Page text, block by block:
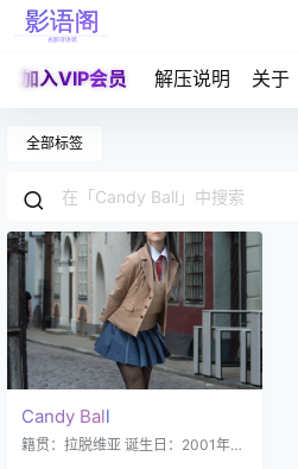
加入VIP会员 解压说明 关于
全部标签
Candy Ball
籍贯：拉脱维亚 诞生日：2001年11